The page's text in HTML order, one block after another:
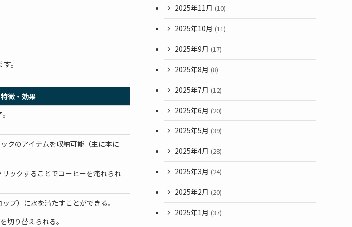
。
特徴・効果
クのアイテムを収納可能（主に本に
ックすることでコーヒーを淹れられ
プ）に水を満たすことができる。
切り替えられる。
2025年11月 (10)
2025年10月 (11)
2025年9月 (17)
2025年8月 (8)
2025年7月 (12)
2025年6月 (20)
2025年5月 (39)
2025年4月 (28)
2025年3月 (24)
2025年2月 (20)
2025年1月 (37)